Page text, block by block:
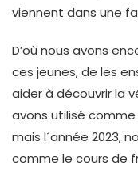
viennent dans une
D’où nous avons
ces jeunes, de les
aider à découvrir la
avons utilisé
mais l´année 2023,
comme le cours de